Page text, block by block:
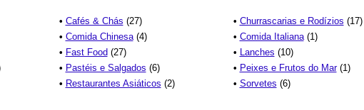
• Cafés & Chás (27) • Churrascarias e Rodízios (17)
• Comida Chinesa(4) • Comida Italiana(1)
• Fast Food (27) • Lanches (10)
• Pastéis e Salgados (6) • Peixes e Frutos do Mar(1)
• Restaurantes Asiáticos (2) • Sorvetes (6)